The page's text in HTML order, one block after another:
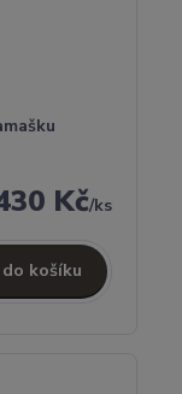
Kč/ks
košíku